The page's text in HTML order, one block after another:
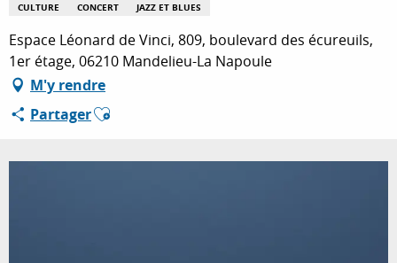
SÉJOURNER
CULTURE CONCERT JAZZ ET BLUES
Espace Léonard de Vinci, 809, boulevard des écureuils,
1er étage, 06210 Mandelieu-La Napoule
M'y rendre
PartagerAjouter aux favoris